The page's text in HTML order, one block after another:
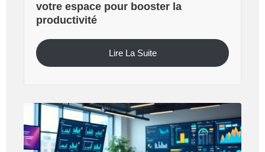
votre espace pour booster la
productivité
Lire La Suite